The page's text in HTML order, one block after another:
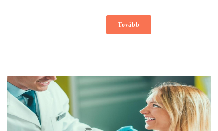
Tovább